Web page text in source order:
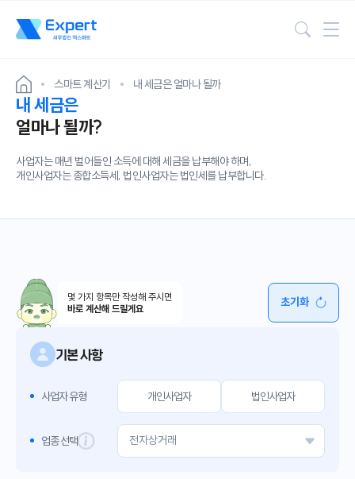
검색
내 세금은
얼마나 될까?
사업자는 매년 벌어들인 소득에 대해 세금을 납부해야 하며,
개인사업자는 종합소득세, 법인사업자는 법인세를 납부합니다.
스마트 계산기 내 세금은 얼마나 될까
몇 가지 항목만 작성해 주시면
바로 계산해 드릴게요
초기화
기본 사항
사업자 유형 개인사업자 법인사업자
업종 선택